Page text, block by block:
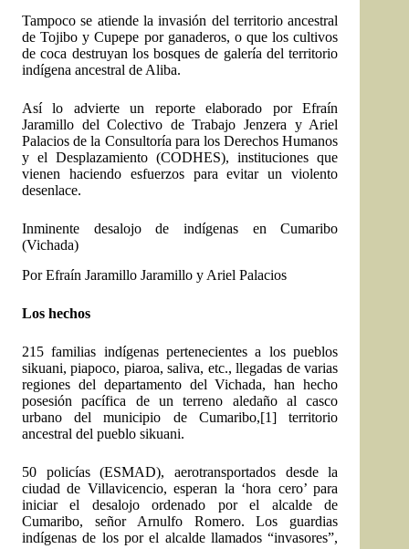
Tampoco se atiende la invasión del territorio ancestral
de Tojibo y Cupepe por ganaderos, o que los cultivos
de coca destruyan los bosques de galería del territorio
indígena ancestral de Aliba.
Así lo advierte un reporte elaborado por Efraín
Jaramillo del Colectivo de Trabajo Jenzera y Ariel
Palacios de la Consultoría para los Derechos Humanos
y el Desplazamiento (CODHES), instituciones que
vienen haciendo esfuerzos para evitar un violento
desenlace.
Inminente desalojo de indígenas en Cumaribo
(Vichada)
Por Efraín Jaramillo Jaramillo y Ariel Palacios
Los hechos
215 familias indígenas pertenecientes a los pueblos
sikuani, piapoco, piaroa, saliva, etc., llegadas de varias
regiones del departamento del Vichada, han hecho
posesión pacífica de un terreno aledaño al casco
urbano del municipio de Cumaribo,[1] territorio
ancestral del pueblo sikuani.
50 policías (ESMAD), aerotransportados desde la
ciudad de Villavicencio, esperan la ‘hora cero’ para
iniciar el desalojo ordenado por el alcalde de
Cumaribo, señor Arnulfo Romero. Los guardias
indígenas de los por el alcalde llamados “invasores”,